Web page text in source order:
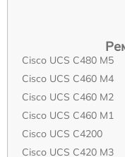
Cisco UCS C480 M5
Cisco UCS C460 M4
Cisco UCS C460 M2
Cisco UCS C460 M1
Cisco UCS C4200
Cisco UCS C420 M3